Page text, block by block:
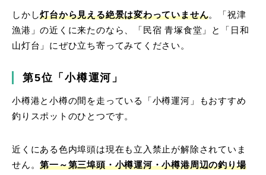
しかし灯台から見える絶景は変わっていません。「祝津
漁港」の近くに来たのなら、「民宿 青塚食堂」と「日和
山灯台」にぜひ立ち寄ってみてください。
第5位「小樽運河」
小樽港と小樽の間を走っている「小樽運河」もおすすめ
釣りスポットのひとつです。
近くにある色内埠頭は現在も立入禁止が解除されていま
せん。第一～第三埠頭・小樽運河・小樽港周辺の釣り場